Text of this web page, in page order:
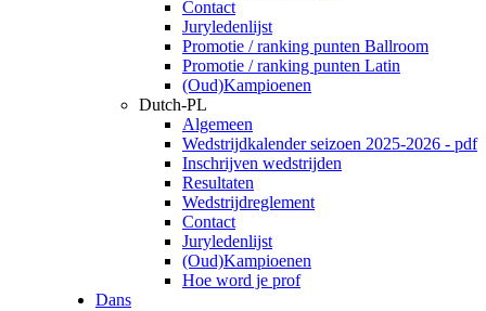
Contact
Juryledenlijst
Promotie / ranking punten Ballroom
Promotie / ranking punten Latin
(Oud)Kampioenen
Dutch-PL
Algemeen
Wedstrijdkalender seizoen 2025-2026 - pdf
Inschrijven wedstrijden
Resultaten
Wedstrijdreglement
Contact
Juryledenlijst
(Oud)Kampioenen
Hoe word je prof
Dans